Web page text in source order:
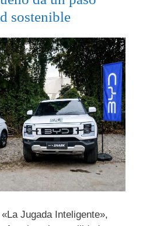
sostenible
Jugada Inteligente»,